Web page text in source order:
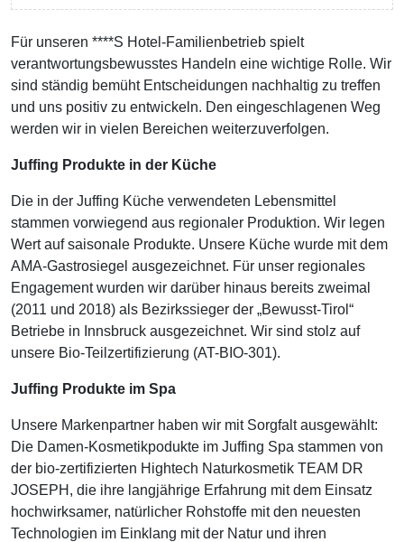
Für unseren ****S Hotel-Familienbetrieb spielt
verantwortungsbewusstes Handeln eine wichtige Rolle. Wir
sind ständig bemüht Entscheidungen nachhaltig zu treffen
und uns positiv zu entwickeln. Den eingeschlagenen Weg
werden wir in vielen Bereichen weiterzuverfolgen.
Juffing Produkte in der Küche
Die in der Juffing Küche verwendeten Lebensmittel
stammen vorwiegend aus regionaler Produktion. Wir legen
Wert auf saisonale Produkte. Unsere Küche wurde mit dem
AMA-Gastrosiegel ausgezeichnet. Für unser regionales
Engagement wurden wir darüber hinaus bereits zweimal
(2011 und 2018) als Bezirkssieger der „Bewusst-Tirol“
Betriebe in Innsbruck ausgezeichnet. Wir sind stolz auf
unsere Bio-Teilzertifizierung (AT-BIO-301).
Juffing Produkte im Spa
Unsere Markenpartner haben wir mit Sorgfalt ausgewählt:
Die Damen-Kosmetikpodukte im Juffing Spa stammen von
der bio-zertifizierten Hightech Naturkosmetik TEAM DR
JOSEPH, die ihre langjährige Erfahrung mit dem Einsatz
hochwirksamer, natürlicher Rohstoffe mit den neuesten
Technologien im Einklang mit der Natur und ihren